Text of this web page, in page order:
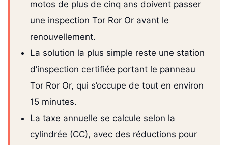
motos de plus de cinq ans doivent passer
une inspection Tor Ror Or avant le
renouvellement.
La solution la plus simple reste une station
d’inspection certifiée portant le panneau
Tor Ror Or, qui s’occupe de tout en environ
15 minutes.
La taxe annuelle se calcule selon la
cylindrée (CC), avec des réductions pour